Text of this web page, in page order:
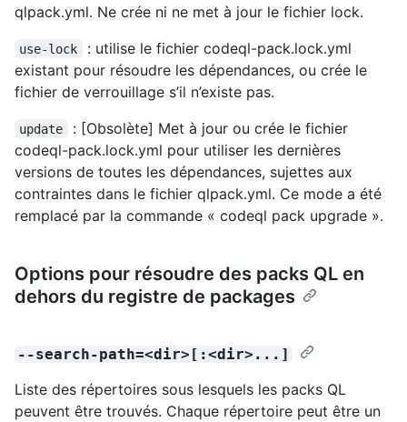
qlpack.yml. Ne crée ni ne met à jour le fichier lock.
use-lock
: utilise le fichier codeql-pack.lock.yml
existant pour résoudre les dépendances, ou crée le
fichier de verrouillage s’il n’existe pas.
update
: [Obsolète] Met à jour ou crée le fichier
codeql-pack.lock.yml pour utiliser les dernières
versions de toutes les dépendances, sujettes aux
contraintes dans le fichier qlpack.yml. Ce mode a été
remplacé par la commande « codeql pack upgrade ».
Options pour résoudre des packs QL en
dehors du registre de packages
--search-path=<dir>[:<dir>...]
Liste des répertoires sous lesquels les packs QL
peuvent être trouvés. Chaque répertoire peut être un